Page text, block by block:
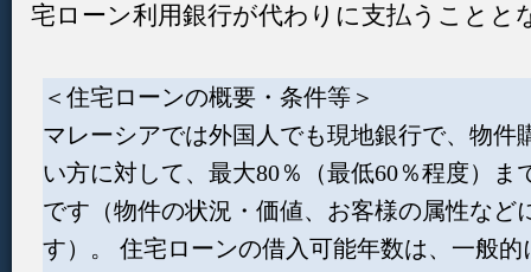
宅ローン利用銀行が代わりに支払うことと
＜住宅ローンの概要・条件等＞
マレーシアでは外国人でも現地銀行で、物件
い方に対して、最大80％（最低60％程度）
です（物件の状況・価値、お客様の属性など
す）。 住宅ローンの借入可能年数は、一般